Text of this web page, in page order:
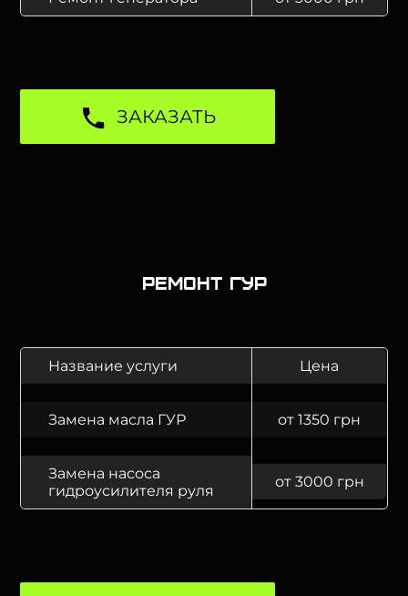
ЗАКАЗАТЬ
Ремонт ГУР
Название услуги Цена
Замена масла ГУР от 1350 грн
Замена насоса
гидроусилителя руля
от 3000 грн